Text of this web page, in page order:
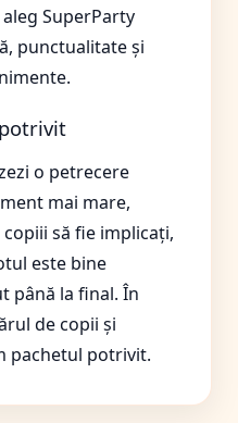
SuperParty
punctualitate și
o petrecere
mai mare,
să fie implicați,
este bine
până la final. În
de copii și
pachetul potrivit.